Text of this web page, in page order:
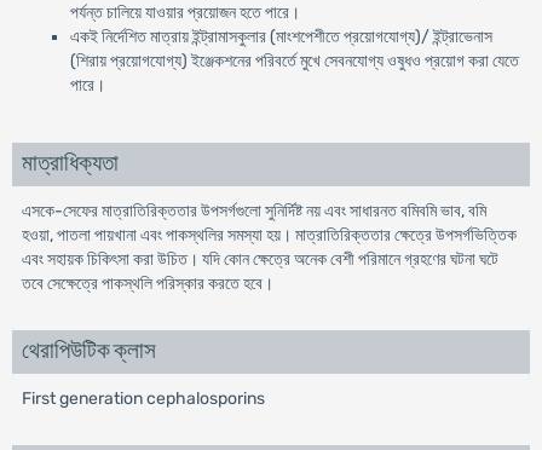
পর্যন্ত চালিয়ে যাওয়ার প্রয়ােজন হতে পারে।
একই নির্দেশিত মাত্রায় ইন্ট্রামাসকুলার (মাংশপেশীতে প্রয়ােগযােগ্য)/ ইন্ট্রাভেনাস
(শিরায় প্রয়ােগযােগ্য) ইঞ্জেকশনের পরিবর্তে মুখে সেবনযােগ্য ওষুধও প্রয়ােগ করা যেতে
পারে।
মাত্রাধিক্যতা
এসকে-সেফের মাত্রাতিরিক্ততার উপসর্গগুলাে সুনির্দিষ্ট নয় এবং সাধারনত বমিবমি ভাব, বমি
হওয়া, পাতলা পায়খানা এবং পাকস্থলির সমস্যা হয়। মাত্রাতিরিক্ততার ক্ষেত্রে উপসর্গভিত্তিক
এবং সহায়ক চিকিৎসা করা উচিত। যদি কোন ক্ষেত্রে অনেক বেশী পরিমানে গ্রহণের ঘটনা ঘটে
তবে সেক্ষেত্রে পাকস্থলি পরিস্কার করতে হবে।
থেরাপিউটিক ক্লাস
First generation cephalosporins